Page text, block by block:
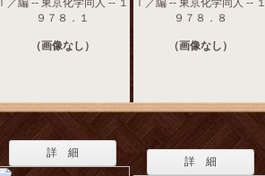
ｌ／編 -- 東京化学同人 -- １
９７８．１
（画像なし）
ｌ／編 -- 東京化学同人 -- １
９７８．８
（画像なし）
詳 細
詳 細